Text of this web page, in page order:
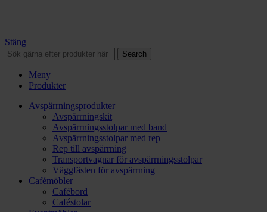
Stäng
Search
Meny
Produkter
Avspärrningsprodukter
Avspärrningskit
Avspärrningsstolpar med band
Avspärrningsstolpar med rep
Rep till avspärrning
Transportvagnar för avspärrningsstolpar
Väggfästen för avspärrning
Cafémöbler
Cafébord
Caféstolar